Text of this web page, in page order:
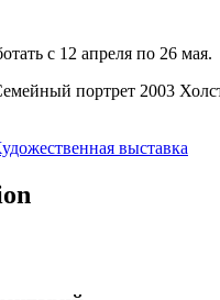
с 12 апреля по 26 мая.
выставка